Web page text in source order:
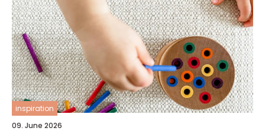
inspiration
09. June 2026